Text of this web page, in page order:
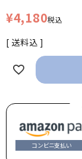
¥4,180税込
送料込
コンビニ支払い